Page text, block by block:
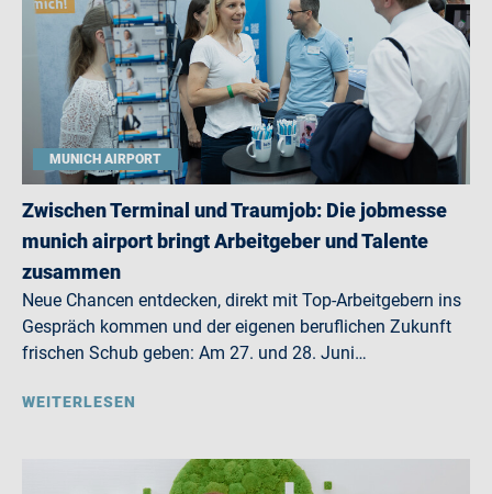
MUNICH AIRPORT
Zwischen Terminal und Traumjob: Die jobmesse
munich airport bringt Arbeitgeber und Talente
zusammen
Neue Chancen entdecken, direkt mit Top-Arbeitgebern ins
Gespräch kommen und der eigenen beruflichen Zukunft
frischen Schub geben: Am 27. und 28. Juni…
WEITERLESEN